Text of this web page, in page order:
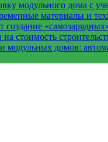
модульного дома с
материалы и
на стоимость
домов: